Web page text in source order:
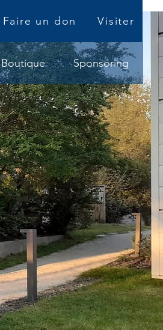
Faire un don Visiter
Boutique Sponsoring